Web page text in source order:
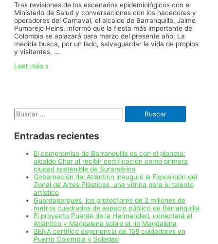
Tras revisiones de los escenarios epidemiológicos con el
Ministerio de Salud y conversaciones con los hacedores y
operadores del Carnaval, el alcalde de Barranquilla, Jaime
Pumarejo Heins, informó que la fiesta más importante de
Colombia se aplazará para marzo del presente año. La
medida busca, por un lado, salvaguardar la vida de propios
y visitantes, …
Reprograman
será
del
al
Leer más »
Buscar:
Entradas recientes
El compromiso de Barranquilla es con el planeta:
alcalde Char al recibir certificación como primera
ciudad sostenible de Suramérica
Gobernación del Atlántico inauguró la Exposición del
Zonal de Artes Plásticas, una vitrina para el talento
artístico
Guardaparques, los protectores de 2 millones de
metros cuadrados de espacio público de Barranquilla
El proyecto Puente de la Hermandad, conectará al
Atlántico y Magdalena sobre el río Magdalena
SENA certificó experiencia de 158 cuidadores en
Puerto Colombia y Soledad